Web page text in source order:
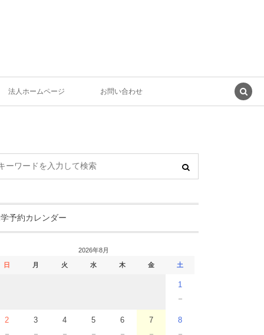
法人ホームページ お問い合わせ
予約カレンダー
2026年8月
日 月 火 水 木 金 土
1
－
2 3 4 5 6 7 8